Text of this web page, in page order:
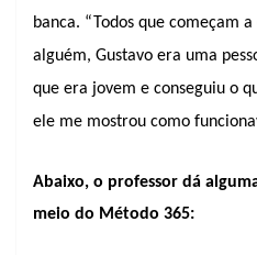
banca. “Todos que começam
alguém, Gustavo era uma
que era jovem e conseguiu o
ele me mostrou como
Abaixo, o professor dá
meio do Método 365: